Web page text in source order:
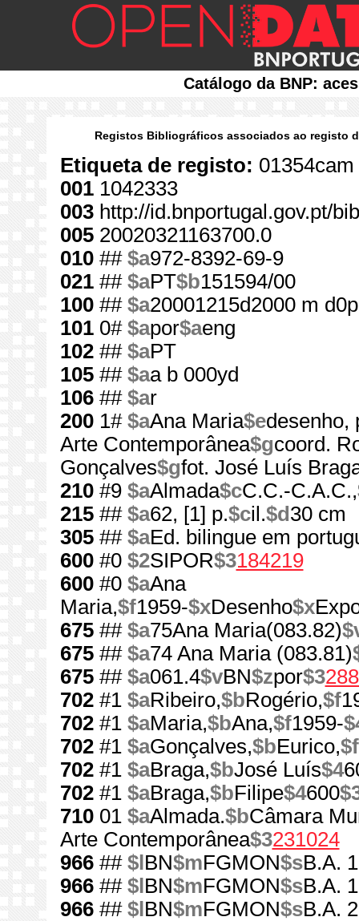
Catálogo da BNP:
Registos Bibliográficos associados ao registo
Etiqueta de registo:
0011042333
003http://id.bnportugal.gov.pt/
00520020321163700.0
010## $a972-8392-69-9
021## $aPT$b151594/00
100## $a20001215d2000 m
1010# $apor$aeng
102## $aPT
105## $aa b 000yd
106## $ar
2001# $aAna Maria$edesenho,
Arte Contemporânea$gcoord.
Gonçalves$gfot. José Luís
210#9 $aAlmada$cC.C.-C.A.C.,
215## $a62, [1] p.$cil.$d 30 cm
305## $aEd. bilingue em
600#0 $2SIPOR$3184219
600#0 $aAna
Maria,$f1959-$xDesenho$x
675## $a75Ana Maria(083.82)
675## $a74 Ana Maria (083.81)
675## $a061.4$vBN$zpor$3
702#1 $aRibeiro,$bRogério,$f
702#1 $aMaria,$bAna,$f1959-
702#1 $aGonçalves,$bEurico,$f
702#1 $aBraga,$bJosé Luís$4
702#1 $aBraga,$bFilipe$4600
71001 $aAlmada.$bCâmara
Arte Contemporânea$3231024
966## $l BN$mFGMON$sB.A.
966## $l BN$mFGMON$sB.A.
966## $l BN$mFGMON$sB.A.